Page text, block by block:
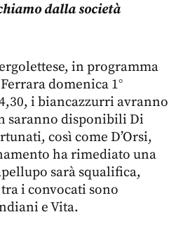
dalla società
in programma
domenica 1°
i biancazzurri avranno
saranno disponibili Di
così come D’Orsi,
ha rimediato una
sarà squalifica,
i convocati sono
e Vita.